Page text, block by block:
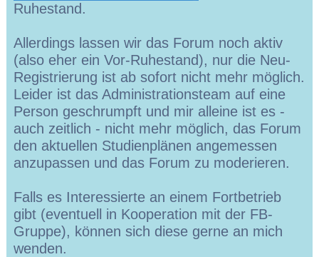
Ruhestand.
Allerdings lassen wir das Forum noch aktiv
(also eher ein Vor-Ruhestand), nur die Neu-
Registrierung ist ab sofort nicht mehr möglich.
Leider ist das Administrationsteam auf eine
Person geschrumpft und mir alleine ist es -
auch zeitlich - nicht mehr möglich, das Forum
den aktuellen Studienplänen angemessen
anzupassen und das Forum zu moderieren.
Falls es Interessierte an einem Fortbetrieb
gibt (eventuell in Kooperation mit der FB-
Gruppe), können sich diese gerne an mich
wenden.